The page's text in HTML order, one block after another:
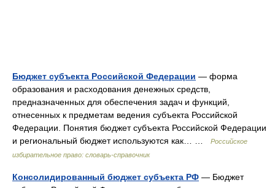
Бюджет субъекта Российской Федерации — форма
образования и расходования денежных средств,
предназначенных для обеспечения задач и функций,
отнесенных к предметам ведения субъекта Российской
Федерации. Понятия бюджет субъекта Российской Федерации
и региональный бюджет используются как… …
Российское
избирательное право: словарь-справочник
Консолидированный бюджет субъекта РФ — Бюджет